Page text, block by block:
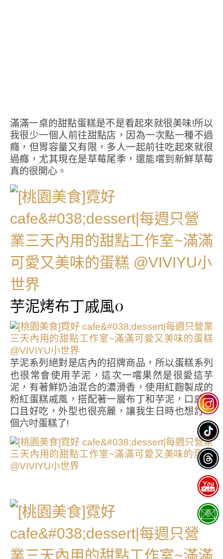
滿滿一桌的甜點蛋糕是不是看起來就很美味!所以
我很少一個人前往甜點店，因為一次點一種不過
癮，但胃容量又有限，多人一起前往吃起來就很
過癮，尤其現在是草莓尾季，還能嚐到新鮮草莓
真的很開心。
芋泥烤布丁戚風0
芋泥系列絕對是店內的招牌商品，所以蛋糕系列
也很常會使用芋泥，這次一嚐果然是很愛這芋
泥，有著鮮奶油混合的濃滑香，使用紅麴製成的
粉紅蛋糕戚風，搭配著一層布丁和芋泥，口感順
口且好吃，外型也很亮麗，讓我生日時也想訂一
個六吋蛋糕了!